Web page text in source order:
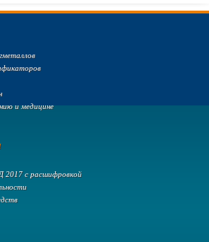
и медицине
2017 с расшифровкой